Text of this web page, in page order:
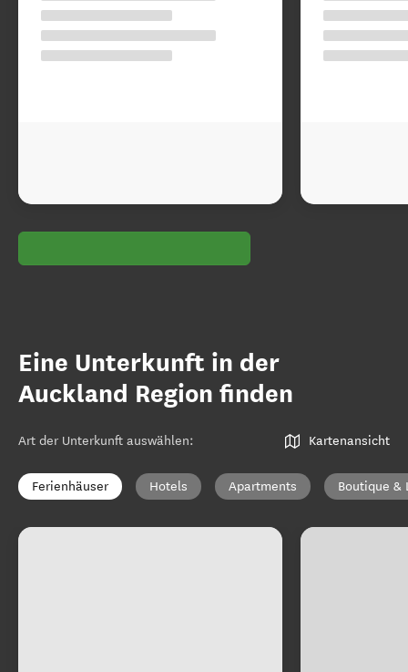
Eine Unterkunft in der
Auckland Region finden
Art der Unterkunft auswählen: Kartenansicht
Ferienhäuser Hotels Apartments Boutique &